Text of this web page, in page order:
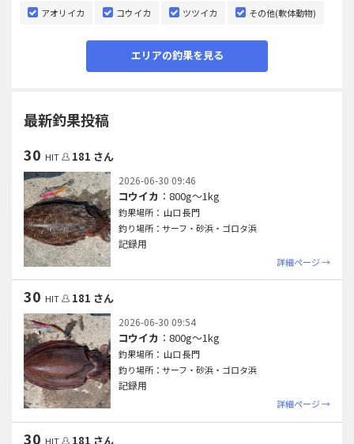
長門 18,468 件
アオリイカ コウイカ ツツイカ その他(軟体動物)
エリアの釣果を見る
最新釣果投稿
30 HIT 181 さん
2026-06-30 09:46
コウイカ ：800g〜1kg
釣果場所： 山口 長門
釣り場所：サーフ・砂浜・ゴロタ浜
記録用
詳細ページ →
30 HIT 181 さん
2026-06-30 09:54
コウイカ ：800g〜1kg
釣果場所： 山口 長門
釣り場所：サーフ・砂浜・ゴロタ浜
記録用
詳細ページ →
30 HIT 181 さん